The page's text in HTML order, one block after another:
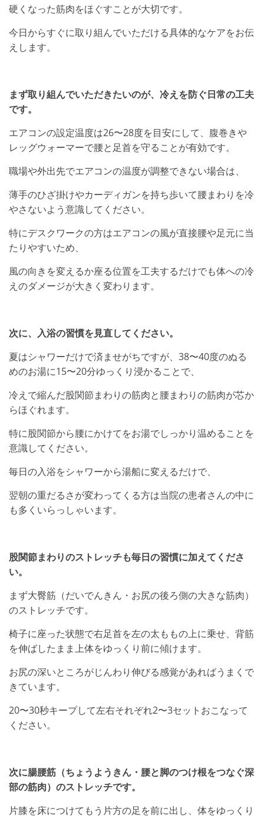
硬くなった筋肉をほぐすことが大切です。
今日からすぐに取り組んでいただける具体的なケアをお伝
えします。
まず取り組んでいただきたいのが、冷えを防ぐ日常の工夫
です。
エアコンの設定温度は26〜28度を目安にして、腹巻きや
レッグウォーマーで腰と足首を守ることが有効です。
職場や外出先でエアコンの温度が調整できない場合は、
薄手のひざ掛けやカーディガンを持ち歩いて腰まわりを冷
やさないよう意識してください。
特にデスクワークの方はエアコンの風が直接腰や足元に当
たりやすいため、
風の向きを変えるか座る位置を工夫するだけでも体への冷
えのダメージが大きく変わります。
次に、入浴の習慣を見直してください。
夏はシャワーだけで済ませがちですが、38〜40度のぬる
めのお湯に15〜20分ゆっくり浸かることで、
冷えで縮んだ股関節まわりの筋肉と腰まわりの筋肉が芯か
らほぐれます。
特に股関節から腰にかけてをお湯でしっかり温めることを
意識してください。
毎日の入浴をシャワーから湯船に変えるだけで、
翌朝の重だるさが変わってくる方は当院の患者さんの中に
も多くいらっしゃいます。
股関節まわりのストレッチも毎日の習慣に加えてくださ
い。
まず大臀筋（だいでんきん・お尻の後ろ側の大きな筋肉）
のストレッチです。
椅子に座った状態で右足首を左の太ももの上に乗せ、背筋
を伸ばしたまま上体をゆっくり前に傾けます。
お尻の深いところがじんわり伸びる感覚があればうまくで
きています。
20〜30秒キープして左右それぞれ2〜3セットおこなって
ください。
次に腸腰筋（ちょうようきん・腰と脚のつけ根をつなぐ深
部の筋肉）のストレッチです。
片膝を床につけてもう片方の足を前に出し、体をゆっくり